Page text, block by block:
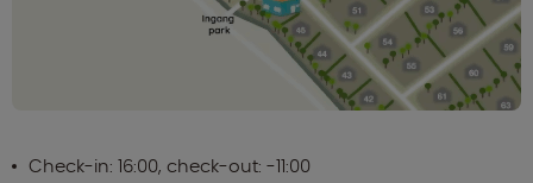
Check-in: 16:00, check-out: -11:00